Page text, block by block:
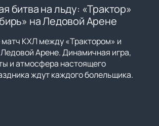
битва на льду: «Трактор»
на Ледовой Арене
матч КХЛ между «Трактором» и
Арене. Динамичная игра,
и атмосфера настоящего
ждут каждого болельщика.